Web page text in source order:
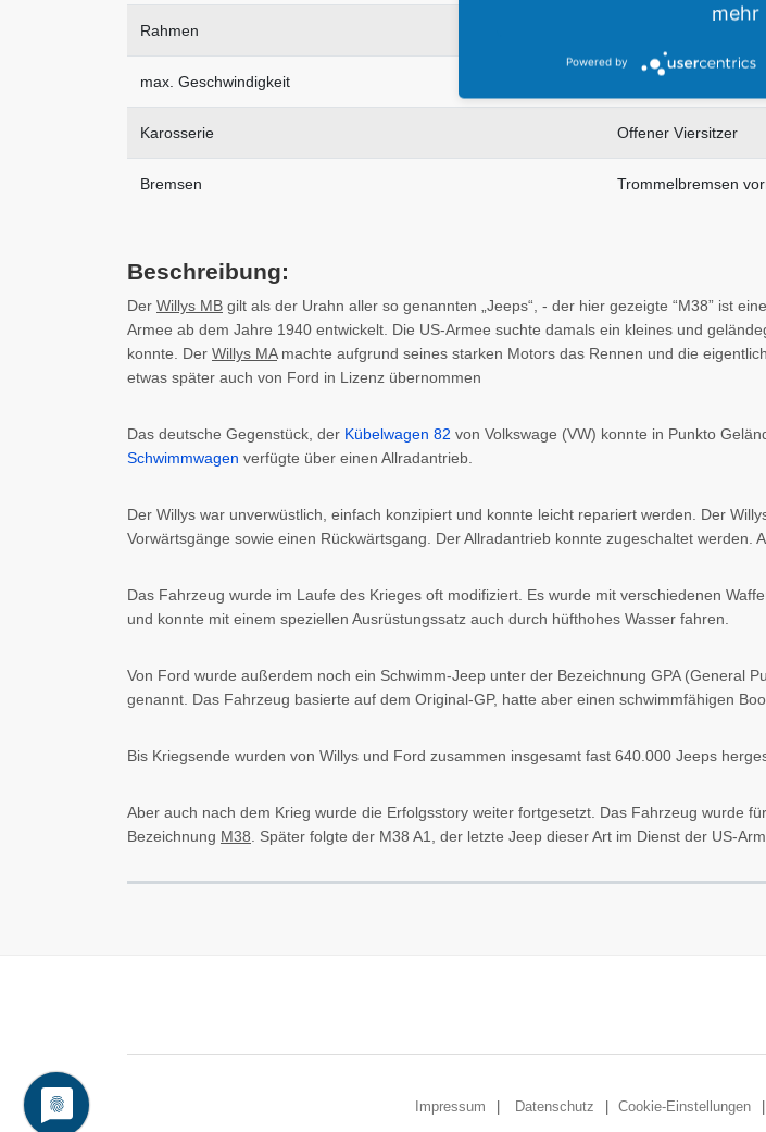
Rahmen
max. Geschwindigkeit 100 km/h
Karosserie Offener Viersitzer
Bremsen Trommelbremsen
Beschreibung:
Der Willys MB gilt als der Urahn aller so genannten „Jeeps“, - der hier gezeigte “M38” ist
Armee ab dem Jahre 1940 entwickelt. Die US-Armee suchte damals ein kleines und
konnte. Der Willys MAmachte aufgrund seines starken Motors das Rennen und die
etwas später auch von Ford in Lizenz übernommen
Das deutsche Gegenstück, der Kübelwagen 82 von Volkswage (VW) konnte in Punkto
Schwimmwagen verfügte über einen Allradantrieb.
Der Willys war unverwüstlich, einfach konzipiert und konnte leicht repariert werden. Der
Vorwärtsgänge sowie einen Rückwärtsgang. Der Allradantrieb konnte zugeschaltet
Das Fahrzeug wurde im Laufe des Krieges oft modifiziert. Es wurde mit verschiedenen
und konnte mit einem speziellen Ausrüstungssatz auch durch hüfthohes Wasser fahren.
Von Ford wurde außerdem noch ein Schwimm-Jeep unter der Bezeichnung GPA (General
genannt. Das Fahrzeug basierte auf dem Original-GP, hatte aber einen schwimmfähigen
Bis Kriegsende wurden von Willys und Ford zusammen insgesamt fast 640.000 Jeeps
Aber auch nach dem Krieg wurde die Erfolgsstory weiter fortgesetzt. Das Fahrzeug wurde
Bezeichnung M38. Später folgte der M38 A1, der letzte Jeep dieser Art im Dienst der US-
Impressum Datenschutz Cookie-Einstellungen
mehr
Powered by